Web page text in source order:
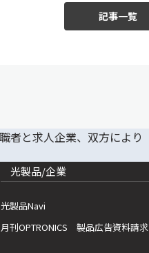
記事一覧
光製品/企業
光製品Navi
月刊OPTRONICS 製品広告資料請求